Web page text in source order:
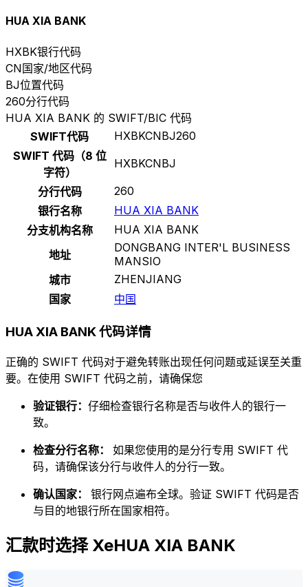
HUA XIA BANK
HXBK银行代码
CN国家/地区代码
BJ位置代码
260分行代码
HUA XIA BANK 的 SWIFT/BIC 代码
SWIFT代码
HXBKCNBJ260
SWIFT 代码（8 位
字符）
HXBKCNBJ
分行代码
260
银行名称
HUA XIA BANK
分支机构名称
HUA XIA BANK
地址
DONGBANG INTER'L BUSINESS
MANSIO
城市
ZHENJIANG
国家
中国
HUA XIA BANK 代码详情
正确的 SWIFT 代码对于避免转账出现任何问题或延误至关重
要。在使用 SWIFT 代码之前，请确保您
验证银行： 仔细检查银行名称是否与收件人的银行一
致。
检查分行名称： 如果您使用的是分行专用 SWIFT 代
码，请确保该分行与收件人的分行一致。
确认国家： 银行网点遍布全球。验证 SWIFT 代码是否
与目的地银行所在国家相符。
汇款时选择 XeHUA XIA BANK